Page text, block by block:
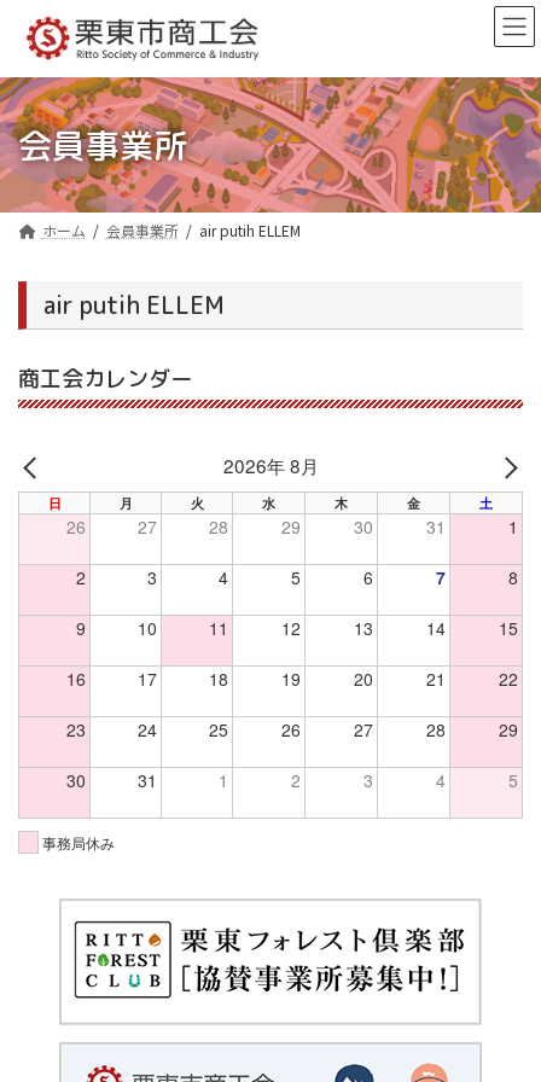
ン
ツ
へ
ス
キ
ッ
ー
シ
ョ
ン
に
移
会員事業所
ホーム 会員事業所 air putih ELLEM
air putih ELLEM
商工会カレンダー
PREV
2026年 8月
日 月 火 水 木 金 土
26 27 28 29 30 31 1
2 3 4 5 6 7 8
9 10 11 12 13 14 15
16 17 18 19 20 21 22
23 24 25 26 27 28 29
30 31 1 2 3 4 5
事務局休み